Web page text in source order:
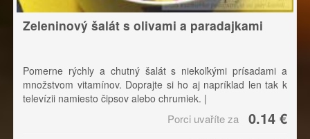
Zeleninový šalát s olivami a paradajkami
Pomerne rýchly a chutný šalát s niekoľkými prísadami a
množstvom vitamínov. Doprajte si ho aj napríklad len tak k
televízii namiesto čipsov alebo chrumiek. |
Pri krájaní sa riaďte pravidlom: Čím tvrdšia ingrediencia, tým
Porci uvaříte za 0.14 €